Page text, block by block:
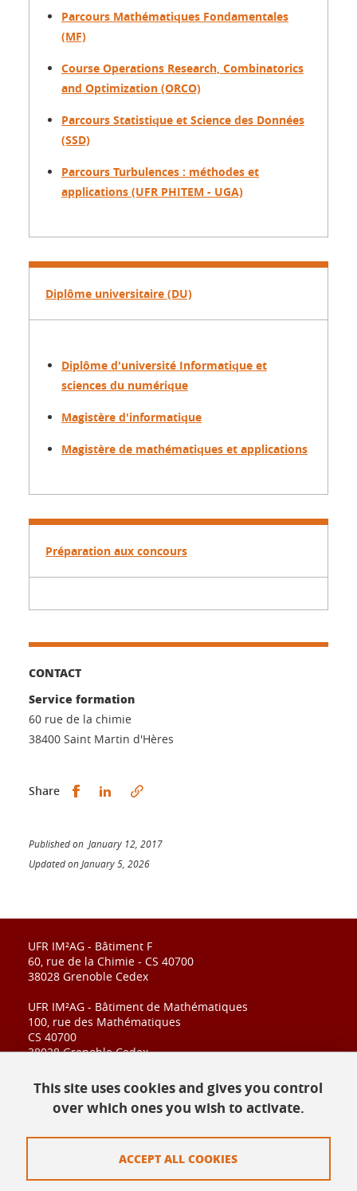
Parcours Mathématiques Fondamentales
(MF)
Course Operations Research, Combinatorics
and Optimization (ORCO)
Parcours Statistique et Science des Données
(SSD)
Parcours Turbulences : méthodes et
applications (UFR PHITEM - UGA)
Diplôme universitaire (DU)
Diplôme d'université Informatique et
sciences du numérique
Magistère d'informatique
Magistère de mathématiques et applications
Préparation aux concours
CONTACT
Service formation
60 rue de la chimie
38400 Saint Martin d'Hères
Share Share this on Facebook
Share this on LinkedIn
Published on January 12, 2017
Updated on January 5, 2026
UFR IM²AG - Bâtiment F
60, rue de la Chimie - CS 40700
38028 Grenoble Cedex
UFR IM²AG - Bâtiment de Mathématiques
100, rue des Mathématiques
CS 40700
38028 Grenoble Cedex
Contact
Sitemap
This site uses cookies and gives you control
over which ones you wish to activate.
ACCEPT ALL COOKIES